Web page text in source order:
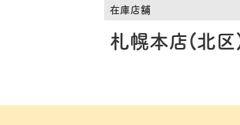
在庫店舗
札幌本店(北